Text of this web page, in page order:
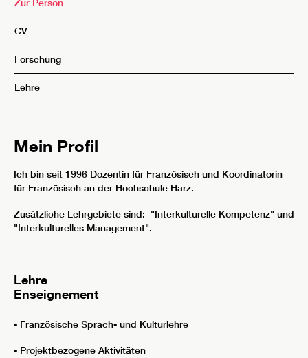
Zur Person
CV
Forschung
Lehre
Mein Profil
Ich bin seit 1996 Dozentin für Französisch und Koordinatorin
für Französisch an der Hochschule Harz.
Zusätzliche Lehrgebiete sind: "Interkulturelle Kompetenz" und
"Interkulturelles Management".
Lehre
Enseignement
- Französische Sprach- und Kulturlehre
- Projektbezogene Aktivitäten